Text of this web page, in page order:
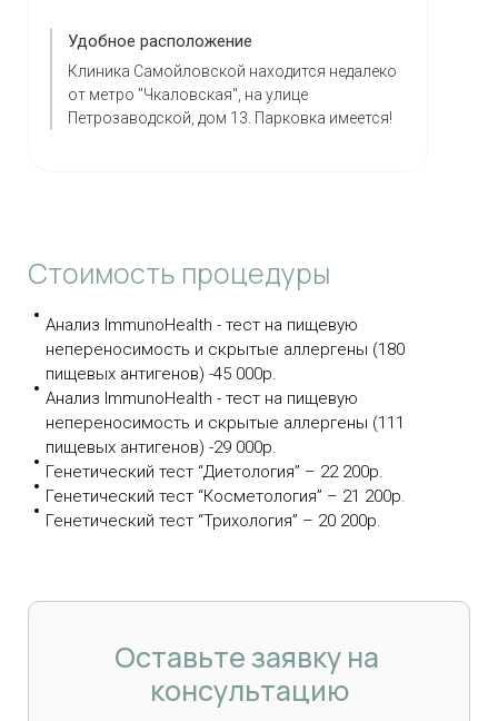
Клиника Самойловской находится недалеко
от метро "Чкаловская", на улице
Петрозаводской, дом 13. Парковка имеется!
Удобное расположение
Стоимость процедуры
Анализ ImmunoHealth - тест на пищевую
непереносимость и скрытые аллергены (180
пищевых антигенов) -45 000р.
Анализ ImmunoHealth - тест на пищевую
непереносимость и скрытые аллергены (111
пищевых антигенов) -29 000р.
Генетический тест “Диетология” – 22 200р.
Генетический тест “Косметология” – 21 200р.
Генетический тест “Трихология” – 20 200р.
Оставьте заявку на
консультацию